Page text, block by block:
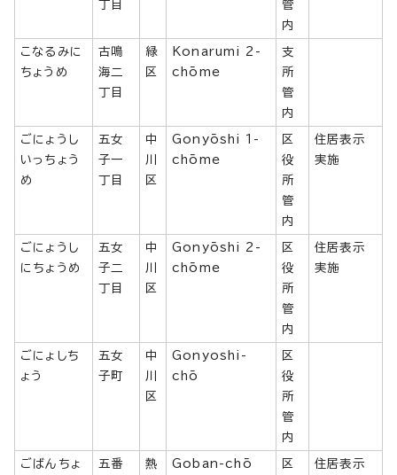
丁目
管
内
こなるみに
ちょうめ
古鳴
海二
丁目
緑
区
Konarumi 2-
chōme
支
所
管
内
ごにょうし
いっちょう
め
五女
子一
丁目
中
川
区
Gonyōshi 1-
chōme
区
役
所
管
内
住居表示
実施
ごにょうし
にちょうめ
五女
子二
丁目
中
川
区
Gonyōshi 2-
chōme
区
役
所
管
内
住居表示
実施
ごにょしち
ょう
五女
子町
中
川
区
Gonyoshi-
chō
区
役
所
管
内
ごばんちょ
五番
熱
Goban-chō
区
住居表示